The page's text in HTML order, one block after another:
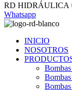
RD HIDRÁULICA ©
Whatsapp
INICIO
NOSOTROS